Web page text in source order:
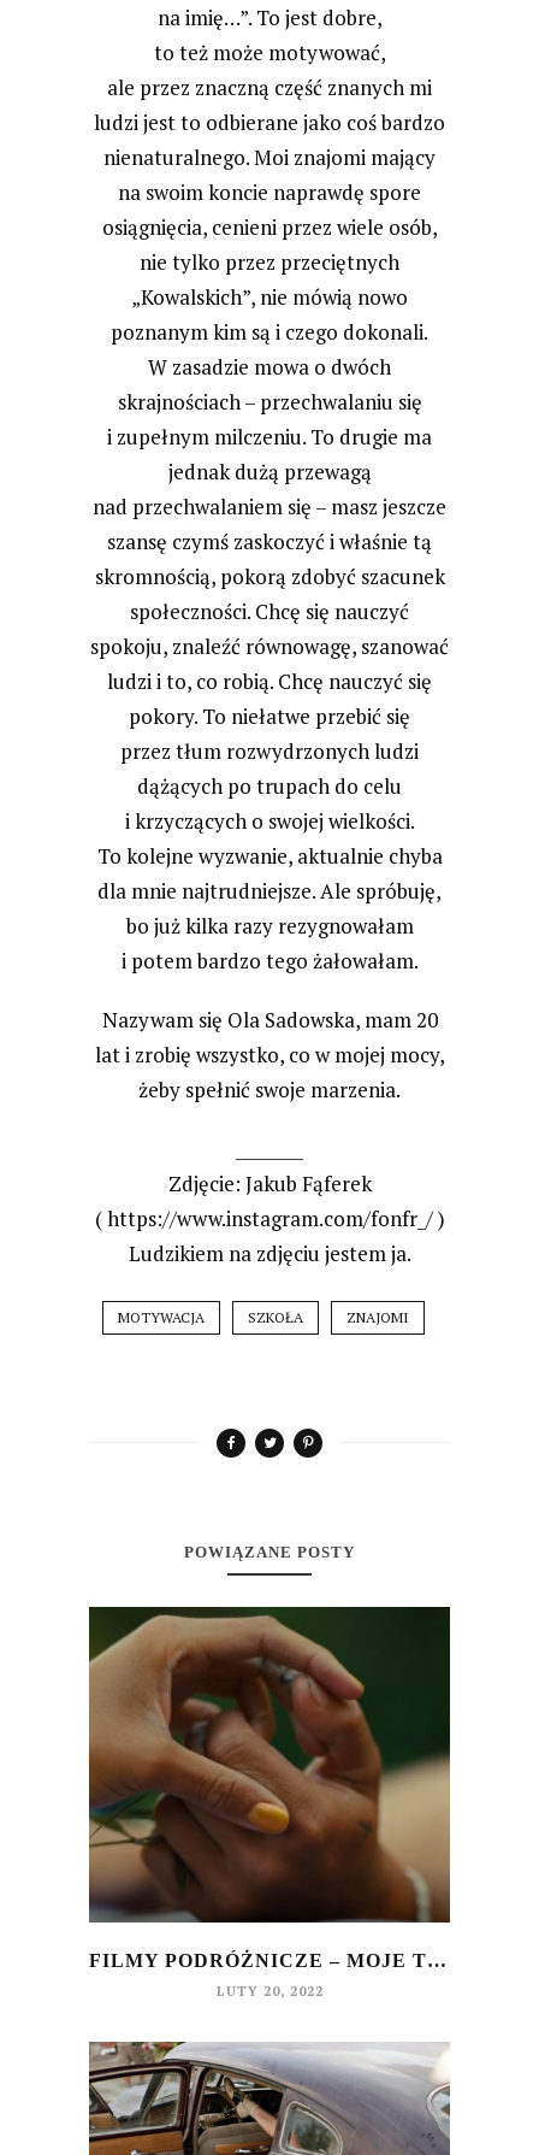
na imię…”. To jest dobre,
to też może motywować,
ale przez znaczną część znanych mi
ludzi jest to odbierane jako coś bardzo
nienaturalnego. Moi znajomi mający
na swoim koncie naprawdę spore
osiągnięcia, cenieni przez wiele osób,
nie tylko przez przeciętnych
„Kowalskich”, nie mówią nowo
poznanym kim są i czego dokonali.
W zasadzie mowa o dwóch
skrajnościach – przechwalaniu się
i zupełnym milczeniu. To drugie ma
jednak dużą przewagą
nad przechwalaniem się – masz jeszcze
szansę czymś zaskoczyć i właśnie tą
skromnością, pokorą zdobyć szacunek
społeczności. Chcę się nauczyć
spokoju, znaleźć równowagę, szanować
ludzi i to, co robią. Chcę nauczyć się
pokory. To niełatwe przebić się
przez tłum rozwydrzonych ludzi
dążących po trupach do celu
i krzyczących o swojej wielkości.
To kolejne wyzwanie, aktualnie chyba
dla mnie najtrudniejsze. Ale spróbuję,
bo już kilka razy rezygnowałam
i potem bardzo tego żałowałam.
Nazywam się Ola Sadowska, mam 20
lat i zrobię wszystko, co w mojej mocy,
żeby spełnić swoje marzenia.
Zdjęcie: Jakub Fąferek
( https://www.instagram.com/fonfr_/ )
Ludzikiem na zdjęciu jestem ja.
MOTYWACJA SZKOŁA ZNAJOMI
POWIĄZANE POSTY
FILMY PODRÓŻNICZE – MOJE TOP 3
LUTY 20, 2022